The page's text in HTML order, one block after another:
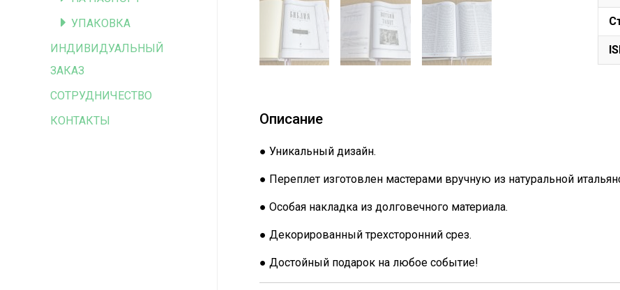
УПАКОВКА
ИНДИВИДУАЛЬНЫЙ
ЗАКАЗ
СОТРУДНИЧЕСТВО
КОНТАКТЫ
Описание
● Уникальный дизайн.
● Переплет изготовлен мастерами вручную из натуральной
● Особая накладка из долговечного материала.
● Декорированный трехсторонний срез.
● Достойный подарок на любое событие!